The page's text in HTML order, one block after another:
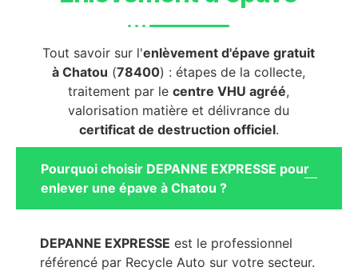
Tout savoir sur l'enlèvement d'épave gratuit
à Chatou (78400) : étapes de la collecte,
traitement par lecentre VHU agréé,
valorisation matière et délivrance du
certificat de destruction officiel.
Pourquoi choisir DEPANNE EXPRESSE pour
enlever une épave à Chatou ?
DEPANNE EXPRESSE est le professionnel
référencé par Recycle Auto sur votre secteur.